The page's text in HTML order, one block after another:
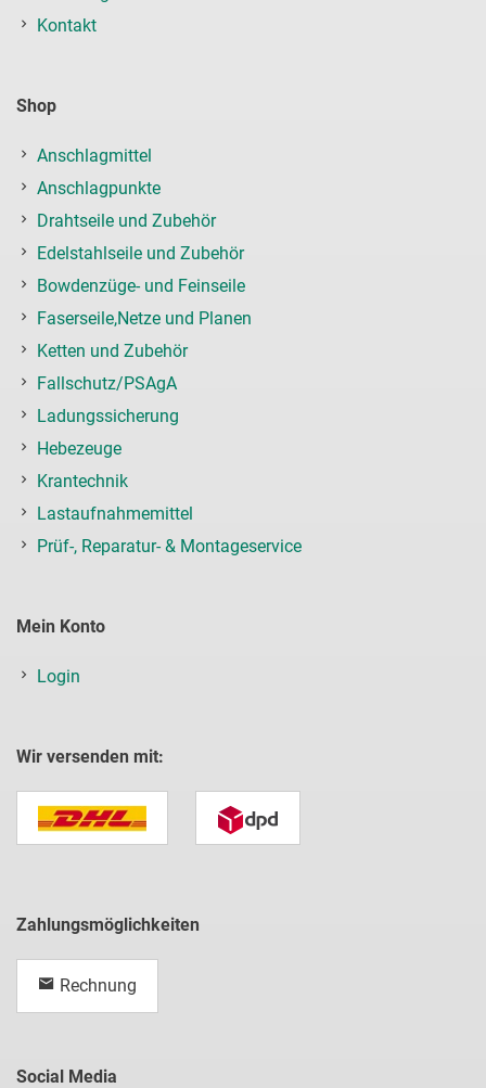
Kontakt
Shop
Anschlagmittel
Anschlagpunkte
Drahtseile und Zubehör
Edelstahlseile und Zubehör
Bowdenzüge- und Feinseile
Faserseile,Netze und Planen
Ketten und Zubehör
Fallschutz/PSAgA
Ladungssicherung
Hebezeuge
Krantechnik
Lastaufnahmemittel
Prüf-, Reparatur- & Montageservice
Mein Konto
Login
Wir versenden mit:
Zahlungsmöglichkeiten
Rechnung
Social Media